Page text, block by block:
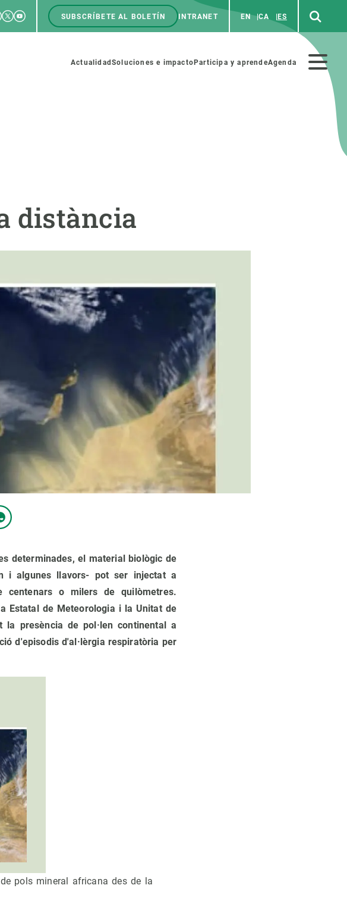
TwitterYoutube
Menú
top
SUBSCRÍBETE AL BOLETÍN INTRANET EN CA ES
Menú
Actualidad Soluciones e impacto Participa y aprendeAgenda
distància
determinades, el material biològic de
i algunes llavors- pot ser injectat a
o milers de quilòmetres.
Estatal de Meteorologia i la Unitat de
la presència de pol·len continental a
d'episodis d'al·lèrgia respiratòria per
pols mineral africana des de la
Estrategia de Recursos Humanos
Pide tu MSCA-PF
Programa de másteres y doctorado
Visitante o sabático
Un lugar donde crecer
Seminarios y actividades internas
Te ofrecemos formación
COLABORA